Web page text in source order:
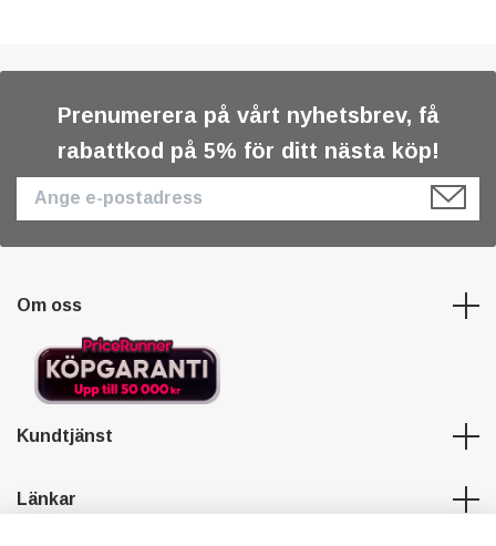
Prenumerera på vårt nyhetsbrev, få
rabattkod på 5% för ditt nästa köp!
Om oss
Kundtjänst
Länkar